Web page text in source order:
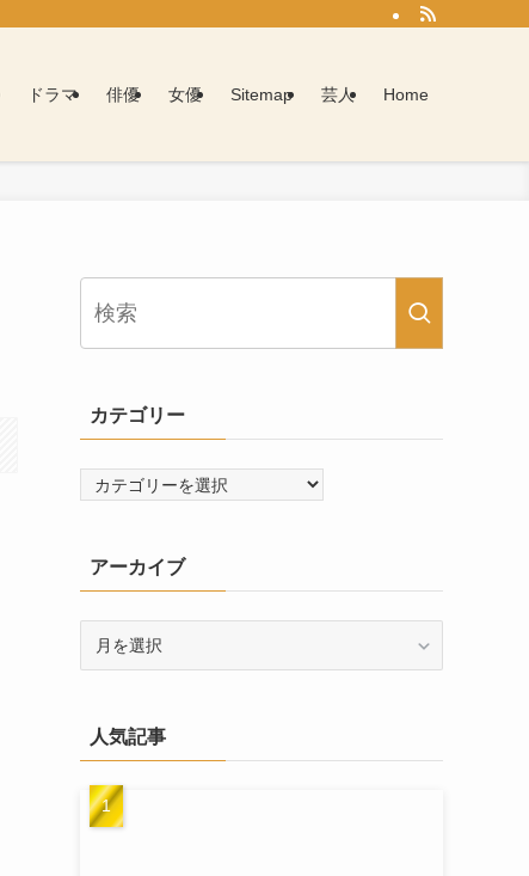
ドラマ 俳優 女優 Sitemap 芸人 Home
カテゴリー
テ
リアーカイブ
ブ人気記事